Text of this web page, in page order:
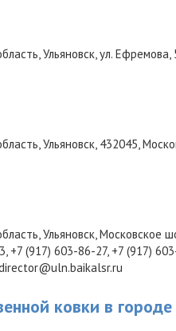
,Ульяновск,ул. Ефремова,
,Ульяновск, 432045,
,Ульяновск,Московское
, +7 (917) 603-86-27, +7 (917)
ковки в городе